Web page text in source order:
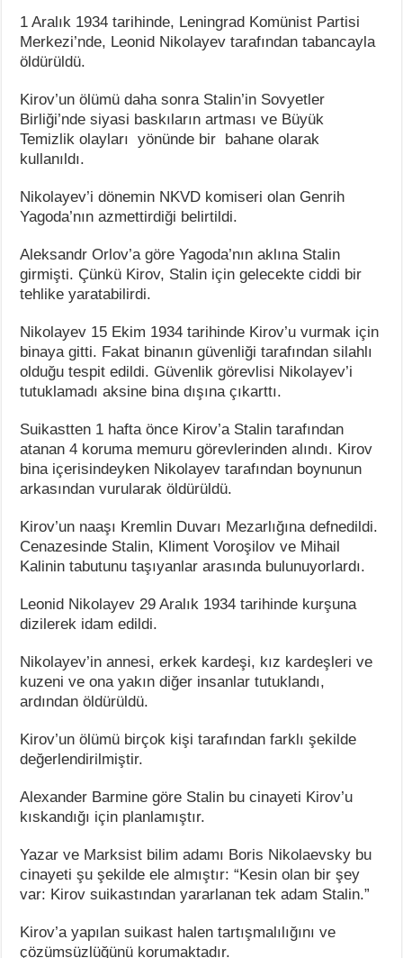
1 Aralık 1934 tarihinde, Leningrad Komünist Partisi
Merkezi’nde, Leonid Nikolayev tarafından tabancayla
öldürüldü.
Kirov’un ölümü daha sonra Stalin’in Sovyetler
Birliği’nde siyasi baskıların artması ve Büyük
Temizlik olayları yönünde bir bahane olarak
kullanıldı.
Nikolayev’i dönemin NKVD komiseri olan Genrih
Yagoda’nın azmettirdiği belirtildi.
Aleksandr Orlov’a göre Yagoda’nın aklına Stalin
girmişti. Çünkü Kirov, Stalin için gelecekte ciddi bir
tehlike yaratabilirdi.
Nikolayev 15 Ekim 1934 tarihinde Kirov’u vurmak için
binaya gitti. Fakat binanın güvenliği tarafından silahlı
olduğu tespit edildi. Güvenlik görevlisi Nikolayev’i
tutuklamadı aksine bina dışına çıkarttı.
Suikastten 1 hafta önce Kirov’a Stalin tarafından
atanan 4 koruma memuru görevlerinden alındı. Kirov
bina içerisindeyken Nikolayev tarafından boynunun
arkasından vurularak öldürüldü.
Kirov’un naaşı Kremlin Duvarı Mezarlığına defnedildi.
Cenazesinde Stalin, Kliment Voroşilov ve Mihail
Kalinin tabutunu taşıyanlar arasında bulunuyorlardı.
Leonid Nikolayev 29 Aralık 1934 tarihinde kurşuna
dizilerek idam edildi.
Nikolayev’in annesi, erkek kardeşi, kız kardeşleri ve
kuzeni ve ona yakın diğer insanlar tutuklandı,
ardından öldürüldü.
Kirov’un ölümü birçok kişi tarafından farklı şekilde
değerlendirilmiştir.
Alexander Barmine göre Stalin bu cinayeti Kirov’u
kıskandığı için planlamıştır.
Yazar ve Marksist bilim adamı Boris Nikolaevsky bu
cinayeti şu şekilde ele almıştır: “Kesin olan bir şey
var: Kirov suikastından yararlanan tek adam Stalin.”
Kirov’a yapılan suikast halen tartışmalılığını ve
çözümsüzlüğünü korumaktadır.